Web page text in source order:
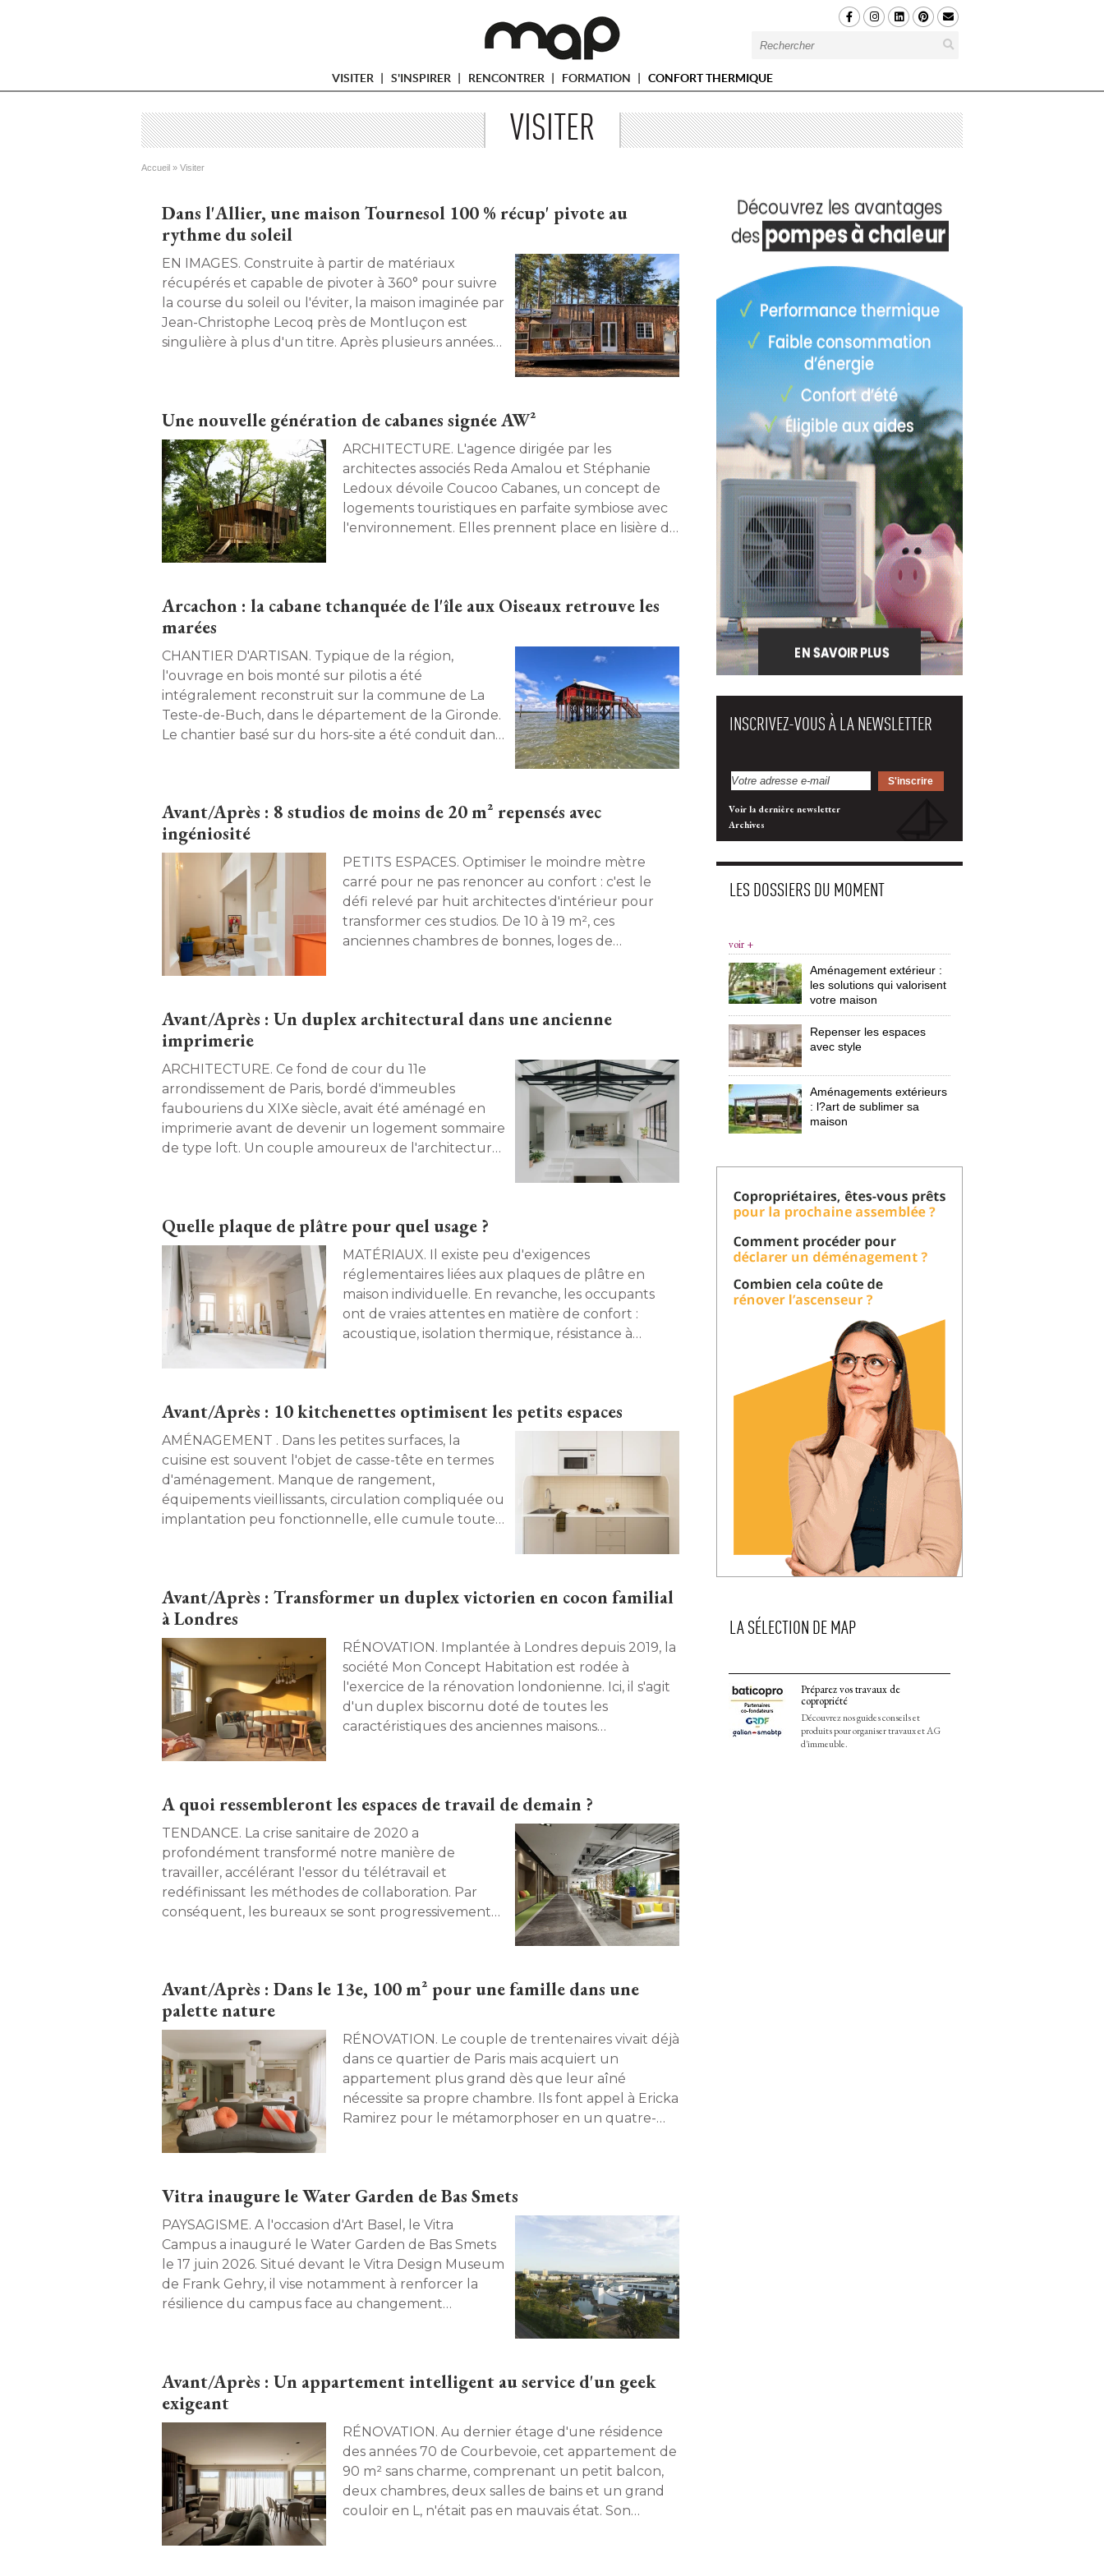
VISITER S'INSPIRER RENCONTRER FORMATION CONFORT THERMIQUE
VISITER
Vous êtes ici
Accueil » Visiter
Dans l'Allier, une maison Tournesol 100 % récup' pivote au
rythme du soleil
EN IMAGES. Construite à partir de matériaux
récupérés et capable de pivoter à 360° pour suivre
la course du soleil ou l'éviter, la maison imaginée par
Jean-Christophe Lecoq près de Montluçon est
singulière à plus d'un titre. Après plusieurs années
Une nouvelle génération de cabanes signée AW²
ARCHITECTURE. L'agence dirigée par les
architectes associés Reda Amalou et Stéphanie
Ledoux dévoile Coucoo Cabanes, un concept de
logements touristiques en parfaite symbiose avec
l'environnement. Elles prennent place en lisière de
Arcachon : la cabane tchanquée de l'île aux Oiseaux retrouve les
marées
CHANTIER D'ARTISAN. Typique de la région,
l'ouvrage en bois monté sur pilotis a été
intégralement reconstruit sur la commune de La
Teste-de-Buch, dans le département de la Gironde.
Le chantier basé sur du hors-site a été conduit dans
vernaculaires.
Avant/Après : 8 studios de moins de 20 m² repensés avec
ingéniosité
PETITS ESPACES. Optimiser le moindre mètre
carré pour ne pas renoncer au confort : c'est le
défi relevé par huit architectes d'intérieur pour
transformer ces studios. De 10 à 19 m², ces
anciennes chambres de bonnes, loges de
ingénieux et esthétiques.
Avant/Après : Un duplex architectural dans une ancienne
imprimerie
ARCHITECTURE. Ce fond de cour du 11e
arrondissement de Paris, bordé d'immeubles
faubouriens du XIXe siècle, avait été aménagé en
imprimerie avant de devenir un logement sommaire
de type loft. Un couple amoureux de l'architecture
le centre du volume pour libérer l'espace et la
lumière. Son outil ? Des lignes parfaites, tirées au
cordeau, pour un résultat d'une pureté extrême.
Un projet essentialiste et intemporel, à rebours des
tendances.
Quelle plaque de plâtre pour quel usage ?
MATÉRIAUX. Il existe peu d'exigences
réglementaires liées aux plaques de plâtre en
maison individuelle. En revanche, les occupants
ont de vraies attentes en matière de confort :
acoustique, isolation thermique, résistance à
Avant/Après : 10 kitchenettes optimisent les petits espaces
AMÉNAGEMENT . Dans les petites surfaces, la
cuisine est souvent l'objet de casse-tête en termes
d'aménagement. Manque de rangement,
équipements vieillissants, circulation compliquée ou
implantation peu fonctionnelle, elle cumule toutes
dix rénovations inspirantes.
Avant/Après : Transformer un duplex victorien en cocon familial
à Londres
RÉNOVATION. Implantée à Londres depuis 2019, la
société Mon Concept Habitation est rodée à
l'exercice de la rénovation londonienne. Ici, il s'agit
d'un duplex biscornu doté de toutes les
caractéristiques des anciennes maisons
A quoi ressembleront les espaces de travail de demain ?
TENDANCE. La crise sanitaire de 2020 a
profondément transformé notre manière de
travailler, accélérant l'essor du télétravail et
redéfinissant les méthodes de collaboration. Par
conséquent, les bureaux se sont progressivement
afin de les adapter aux nouveaux usages et
attentes de leurs salariés. Zoom sur les grandes
directions prises par l'aménagement de bureau six
ans plus tard.
Avant/Après : Dans le 13e, 100 m² pour une famille dans une
palette nature
RÉNOVATION. Le couple de trentenaires vivait déjà
dans ce quartier de Paris mais acquiert un
appartement plus grand dès que leur aîné
nécessite sa propre chambre. Ils font appel à Ericka
Ramirez pour le métamorphoser en un quatre-
Vitra inaugure le Water Garden de Bas Smets
PAYSAGISME. A l'occasion d'Art Basel, le Vitra
Campus a inauguré le Water Garden de Bas Smets
le 17 juin 2026. Situé devant le Vitra Design Museum
de Frank Gehry, il vise notamment à renforcer la
résilience du campus face au changement
Avant/Après : Un appartement intelligent au service d'un geek
exigeant
RÉNOVATION. Au dernier étage d'une résidence
des années 70 de Courbevoie, cet appartement de
90 m² sans charme, comprenant un petit balcon,
deux chambres, deux salles de bains et un grand
couloir en L, n'était pas en mauvais état. Son
INSCRIVEZ-VOUS À LA NEWSLETTER
Voir la dernière newsletter
Archives
LES DOSSIERS DU MOMENT
voir +
Aménagement extérieur :
les solutions qui valorisent
votre maison
Repenser les espaces
avec style
Aménagements extérieurs
: l?art de sublimer sa
maison
LA SÉLECTION DE MAP
Préparez vos travaux de
copropriété
Découvrez nos guides conseils et
produits pour organiser travaux et AG
d'immeuble.